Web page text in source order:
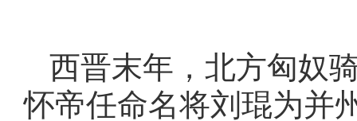
西晋末年，北方匈奴
怀帝任命名将刘琨为并